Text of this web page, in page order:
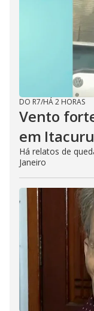
DO R7/HÁ 2 HORAS
Vento
em
Há relatos de
Janeiro